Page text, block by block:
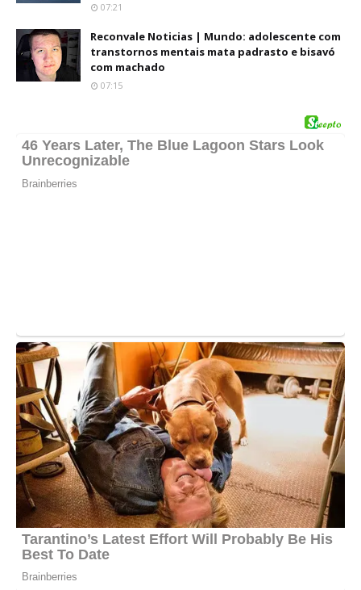
07:21
Reconvale Noticias | Mundo: adolescente com
transtornos mentais mata padrasto e bisavó
com machado
07:15